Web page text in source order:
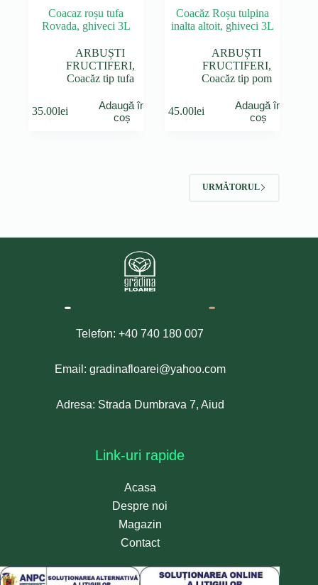
Coacaz roșu tufa
Rovada, ghiveci 3L
ARBUȘTI
FRUCTIFERI,
Coacăz tip tufa
35.00lei
Adaugă în
coș
Coacăz Roșu tulpina
inalta altoit, ghiveci 3L
ARBUȘTI
FRUCTIFERI,
Coacăz tip pom
45.00lei
Adaugă în
coș
URMĂTORUL
Telefon: +40 740 180 007
Email: gradinafloarei@yahoo.com
Adresa: Strada Dumbrava 7, Aiud
Link-uri rapide
Acasa
Despre noi
Magazin
Contact